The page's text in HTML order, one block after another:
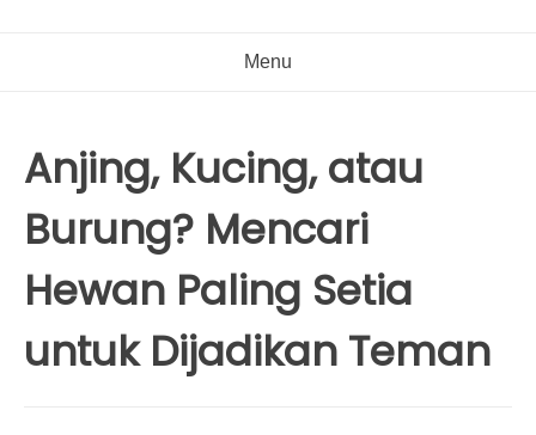
Menu
Anjing, Kucing, atau
Burung? Mencari
Hewan Paling Setia
untuk Dijadikan Teman